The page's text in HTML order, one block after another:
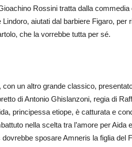
Rossini tratta dalla
Lindoro, aiutati dal barbiere Figaro,
che la vorrebbe tutta per sé.
con un altro grande classico,
di Antonio Ghislanzoni, regia di
principessa etiope, è catturata e
nella scelta tra l’amore per Aida
sposare Amneris la figlia del